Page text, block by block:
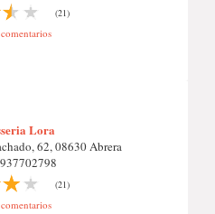
(21)
Lora
62, 08630 Abrera
(21)